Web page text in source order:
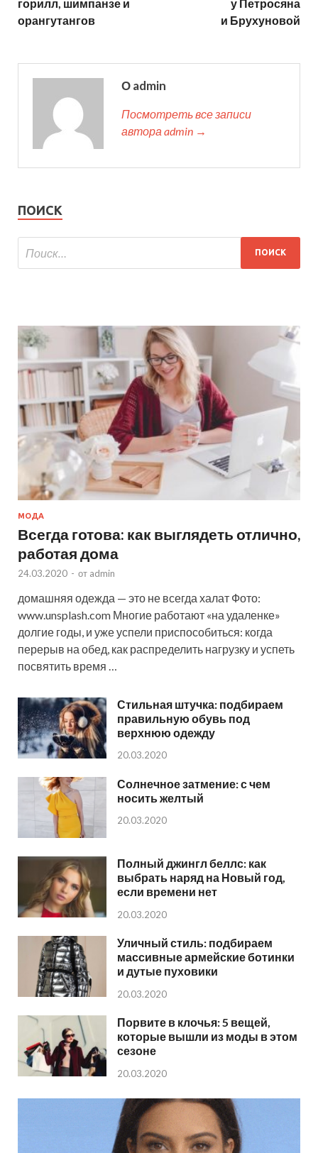
горилл, шимпанзе и
орангутангов
у Петросяна
и Брухуновой
О admin
Посмотреть все записи
автора admin →
ПОИСК
МОДА
Всегда готова: как выглядеть отлично,
работая дома
24.03.2020 - от admin
домашняя одежда — это не всегда халат Фото:
www.unsplash.com Многие работают «на удаленке»
долгие годы, и уже успели приспособиться: когда
перерыв на обед, как распределить нагрузку и успеть
посвятить время …
Стильная штучка: подбираем
правильную обувь под
верхнюю одежду
20.03.2020
Солнечное затмение: с чем
носить желтый
20.03.2020
Полный джингл беллс: как
выбрать наряд на Новый год,
если времени нет
20.03.2020
Уличный стиль: подбираем
массивные армейские ботинки
и дутые пуховики
20.03.2020
Порвите в клочья: 5 вещей,
которые вышли из моды в этом
сезоне
20.03.2020